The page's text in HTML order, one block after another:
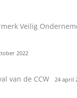
Veilig
2022
van de CCW 24 april